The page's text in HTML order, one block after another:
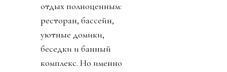
отдых полноценным:
ресторан, бассейн,
уютные домики,
беседки и банный
комплекс. Но именно